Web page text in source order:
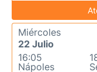
Miércoles
22 Julio
16:05
Nápoles